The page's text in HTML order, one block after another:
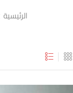
الرئيسية